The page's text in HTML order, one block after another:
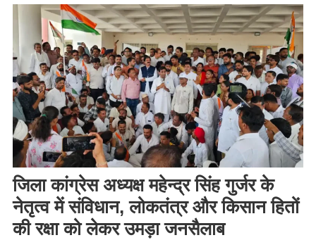
जिला कांग्रेस अध्यक्ष महेन्द्र सिंह गुर्जर के
नेतृत्व में संविधान, लोकतंत्र और किसान हितों
की रक्षा को लेकर उमड़ा जनसैलाब